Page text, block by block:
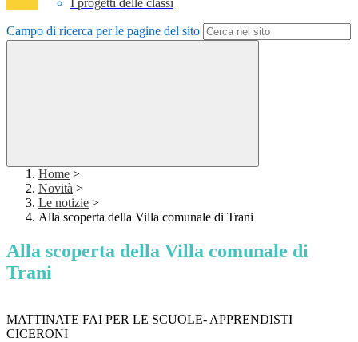
I progetti delle classi
Campo di ricerca per le pagine del sito
Home >
Novità >
Le notizie >
Alla scoperta della Villa comunale di Trani
Alla scoperta della Villa comunale di
Trani
MATTINATE FAI PER LE SCUOLE- APPRENDISTI
CICERONI